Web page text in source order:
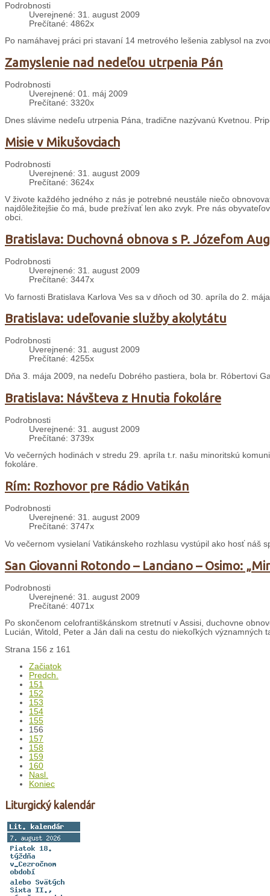
Podrobnosti
Uverejnené: 31. august 2009
Prečítané: 4862x
Po namáhavej práci pri stavaní 14 metrového lešenia zablysol na
Zamyslenie nad nedeľou utrpenia Pán
Podrobnosti
Uverejnené: 01. máj 2009
Prečítané: 3320x
Dnes slávime nedeľu utrpenia Pána, tradične nazývanú Kvetnou.
Misie v Mikušovciach
Podrobnosti
Uverejnené: 31. august 2009
Prečítané: 3624x
V živote každého jedného z nás je potrebné neustále niečo
najdôležitejšie čo má, bude prežívať len ako zvyk. Pre nás
obci.
Bratislava: Duchovná obnova s P. Józefom
Podrobnosti
Uverejnené: 31. august 2009
Prečítané: 3447x
Vo farnosti Bratislava Karlova Ves sa v dňoch od 30. apríla do 2.
Bratislava: udeľovanie služby akolytátu
Podrobnosti
Uverejnené: 31. august 2009
Prečítané: 4255x
Dňa 3. mája 2009, na nedeľu Dobrého pastiera, bola br. Róbertovi
Bratislava: Návšteva z Hnutia fokoláre
Podrobnosti
Uverejnené: 31. august 2009
Prečítané: 3739x
Vo večerných hodinách v stredu 29. apríla t.r. našu minoritskú
fokoláre.
Rím: Rozhovor pre Rádio Vatikán
Podrobnosti
Uverejnené: 31. august 2009
Prečítané: 3747x
Vo večernom vysielaní Vatikánskeho rozhlasu vystúpil ako hosť náš
San Giovanni Rotondo – Lanciano – Osimo:
Podrobnosti
Uverejnené: 31. august 2009
Prečítané: 4071x
Po skončenom celofrantiškánskom stretnutí v Assisi, duchovne
Lucián, Witold, Peter a Ján dali na cestu do niekoľkých významných
Strana 156 z 161
Začiatok
Predch.
151
152
153
154
155
156
157
158
159
160
Nasl.
Koniec
Liturgický kalendár